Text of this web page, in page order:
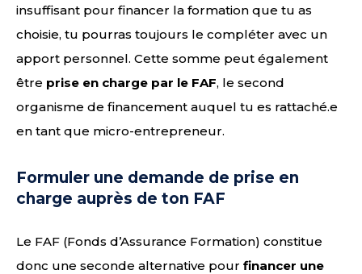
insuffisant pour financer la formation que tu as
choisie, tu pourras toujours le compléter avec un
apport personnel. Cette somme peut également
être prise en charge par le FAF, le second
organisme de financement auquel tu es rattaché.e
en tant que micro-entrepreneur.
Formuler une demande de prise en
charge auprès de ton FAF
Le FAF (Fonds d’Assurance Formation) constitue
donc une seconde alternative pour financer une